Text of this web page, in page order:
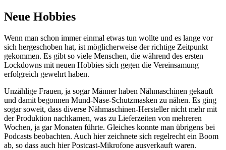
Neue Hobbies
Wenn man schon immer einmal etwas tun wollte und es lange vor
sich hergeschoben hat, ist möglicherweise der richtige Zeitpunkt
gekommen. Es gibt so viele Menschen, die während des ersten
Lockdowns mit neuen Hobbies sich gegen die Vereinsamung
erfolgreich gewehrt haben.
Unzählige Frauen, ja sogar Männer haben Nähmaschinen gekauft
und damit begonnen Mund-Nase-Schutzmasken zu nähen. Es ging
sogar soweit, dass diverse Nähmaschinen-Hersteller nicht mehr mit
der Produktion nachkamen, was zu Lieferzeiten von mehreren
Wochen, ja gar Monaten führte. Gleiches konnte man übrigens bei
Podcasts beobachten. Auch hier zeichnete sich regelrecht ein Boom
ab, so dass auch hier Postcast-Mikrofone ausverkauft waren.